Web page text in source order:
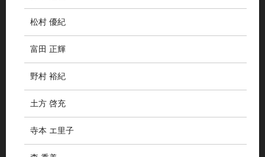
松村 優紀
富田 正輝
野村 裕紀
土方 啓充
寺本 エ里子